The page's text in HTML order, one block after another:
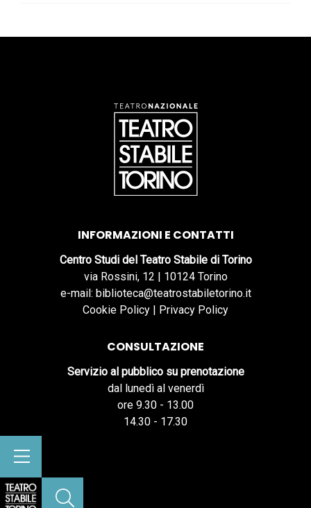
INFORMAZIONI E CONTATTI
Centro Studi del Teatro Stabile di Torino
via Rossini, 12 | 10124 Torino
e-mail: biblioteca@teatrostabiletorino.it
Cookie Policy | Privacy Policy
CONSULTAZIONE
Servizio al pubblico su prenotazione
dal lunedì al venerdì
ore 9.30 - 13.00
14.30 - 17.30